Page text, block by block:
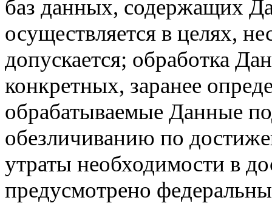
баз данных, содержащих
осуществляется в целях,
допускается; обработка
конкретных, заранее
обрабатываемые Данные
обезличиванию по
утраты необходимости в
предусмотрено